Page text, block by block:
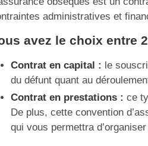
administratives et
avez le choix entre
Contrat en capital : le
du défunt quant au
Contrat en prestations : ce
De plus, cette convention
qui vous permettra